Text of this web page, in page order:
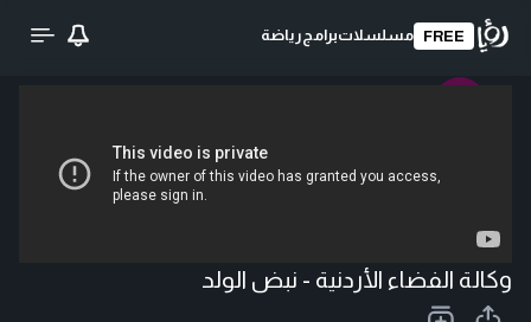
FREE مسلسلاتبرامج رياضة
وكالة الفضاء الأردنية - نبض الولد